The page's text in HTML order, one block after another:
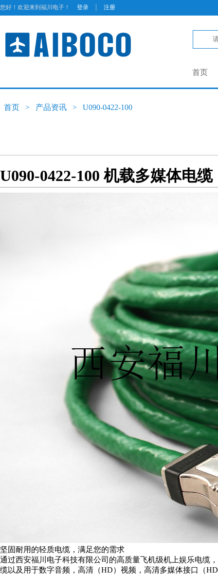
您好！欢迎来到福川电子！ 登录 | 注册
首页
首页 > 产品资讯 > U090-0422-100
U090-0422-100 机载多媒体电缆
坚固耐用的轻质电缆，满足您的需求
通过西安福川电子科技有限公司的高质量飞机级机上娱乐电缆
缆以及用于数字音频，高清（HD）视频，高清多媒体接口（